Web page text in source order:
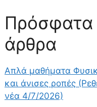
Πρόσφατα
άρθρα
Απλά μαθήματα
και άνισες ροπές
νέα 4/7/2026)